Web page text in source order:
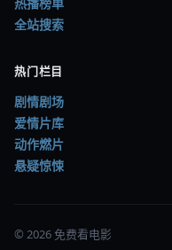
© 2026 免费看电影